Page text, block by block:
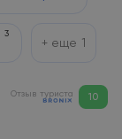
3
+ еще 1
Отзыв туриста 10